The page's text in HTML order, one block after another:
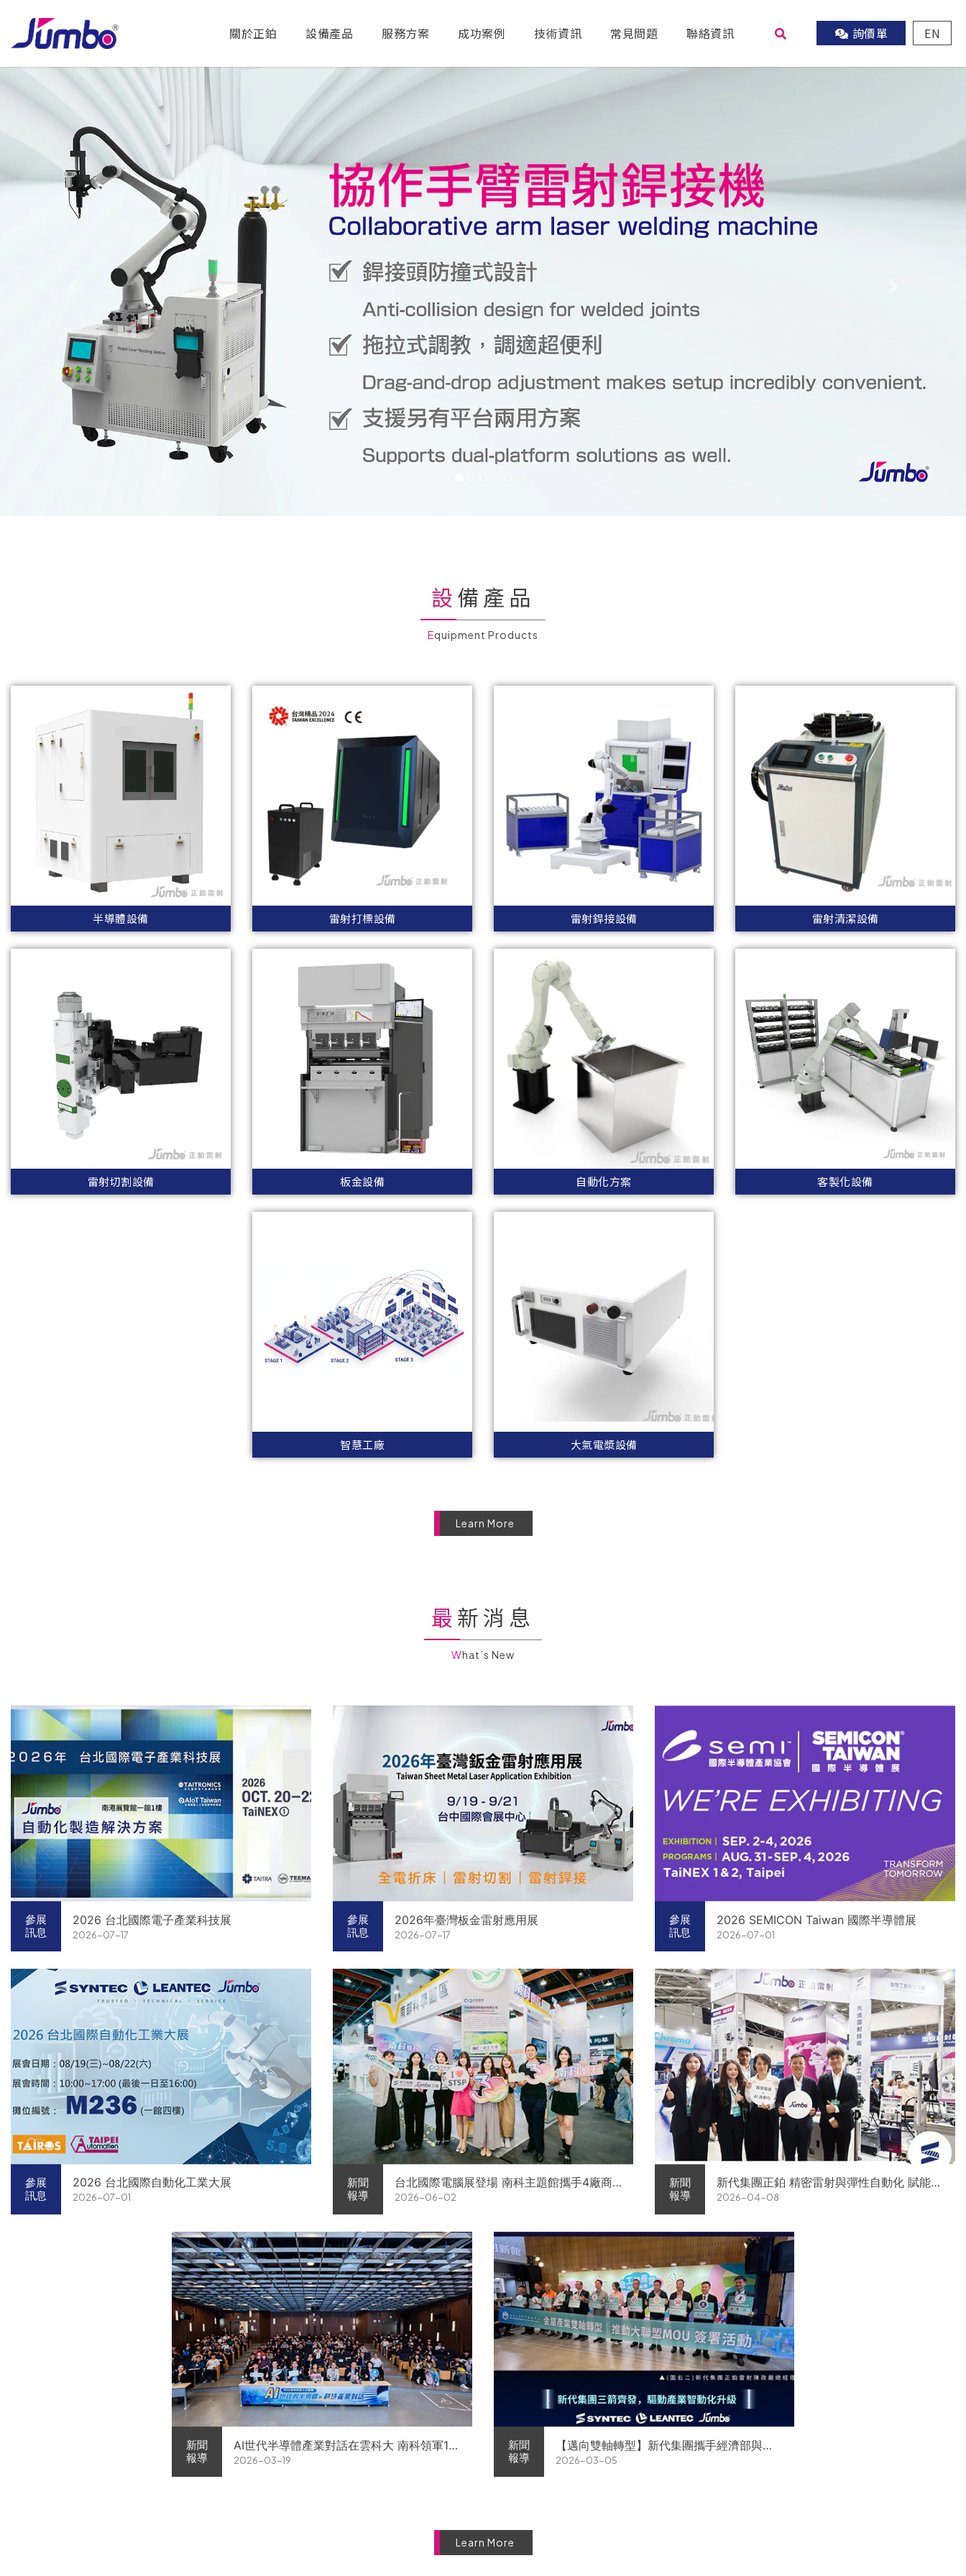
關於正鉑 設備產品 服務方案 成功案例 技術資訊 常見問題 聯絡資訊 詢價單 EN
設備產品
Equipment Products
半導體設備 雷射打標設備 雷射銲接設備 雷射清潔設備
雷射切割設備 板金設備 自動化方案 客製化設備
智慧工廠 大氣電漿設備
Learn More
最新消息
What’s New
參展
訊息
2026 台北國際電子產業科技展
2026-07-17
參展
訊息
2026年臺灣板金雷射應用展
2026-07-17
參展
訊息
2026 SEMICON Taiwan 國際半導體展
2026-07-01
參展
訊息
2026 台北國際自動化工業大展
2026-07-01
新聞
報導
台北國際電腦展登場 南科主題館攜手4廠商
展現AI供應鏈實力
2026-06-02
新聞
報導
新代集團正鉑 精密雷射與彈性自動化 賦能智
慧智造解方電子展亮相
2026-04-08
新聞
報導
AI世代半導體產業對話在雲科大 南科領軍11
家企業前進校園徵才
2026-03-19
新聞
報導
【邁向雙軸轉型】新代集團攜手經濟部與金
屬中心簽署MOU 領航 AI機器人智慧智造
2026-03-05
Learn More